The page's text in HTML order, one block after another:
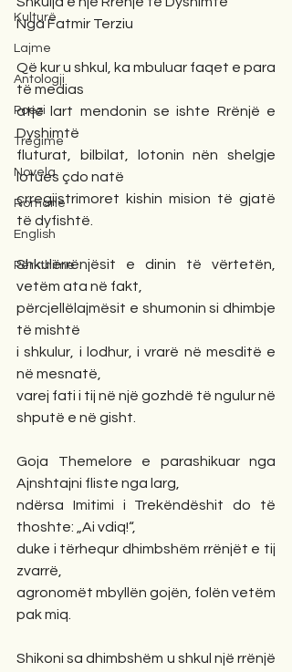
Kulturë
Lajme
Antologji
Poezi
Tregime
Novela
Romane
English
Përkthime
Nga Fatmir Terziu
Që kur u shkul, ka mbuluar faqet e para
të medias
atje lart mendonin se ishte Rrënjë e
Dyshimtë
fluturat, bilbilat, lotonin nën shelgje
lotues çdo natë
çrregjistrimoret kishin mision të gjatë
të dyfishtë.
Shkulërrënjësit e dinin të vërtetën,
vetëm ata në fakt,
përcjellëlajmësit e shumonin si dhimbje
të mishtë
i shkulur, i lodhur, i vrarë në mesditë e
në mesnatë,
varej fati i tij në një gozhdë të ngulur në
shputë e në gisht.
Goja Themelore e parashikuar nga
Ajnshtajni fliste nga larg,
ndërsa Imitimi i Trekëndëshit do të
thoshte: „Ai vdiq!“,
duke i tërhequr dhimbshëm rrënjët e tij
zvarrë,
agronomët mbyllën gojën, folën vetëm
pak miq.
Shikoni sa dhimbshëm u shkul një rrënjë